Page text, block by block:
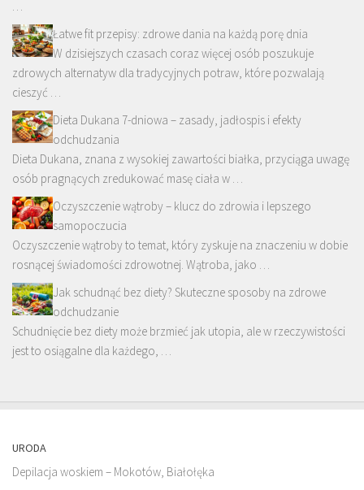
Łatwe fit przepisy: zdrowe dania na każdą porę dnia
W dzisiejszych czasach coraz więcej osób poszukuje
zdrowych alternatyw dla tradycyjnych potraw, które pozwalają
cieszyć …
Dieta Dukana 7-dniowa – zasady, jadłospis i efekty
odchudzania
Dieta Dukana, znana z wysokiej zawartości białka, przyciąga uwagę
osób pragnących zredukować masę ciała w …
Oczyszczenie wątroby – klucz do zdrowia i lepszego
samopoczucia
Oczyszczenie wątroby to temat, który zyskuje na znaczeniu w dobie
rosnącej świadomości zdrowotnej. Wątroba, jako …
Jak schudnąć bez diety? Skuteczne sposoby na zdrowe
odchudzanie
Schudnięcie bez diety może brzmieć jak utopia, ale w rzeczywistości
jest to osiągalne dla każdego, …
URODA
Depilacja woskiem – Mokotów, Białołęka